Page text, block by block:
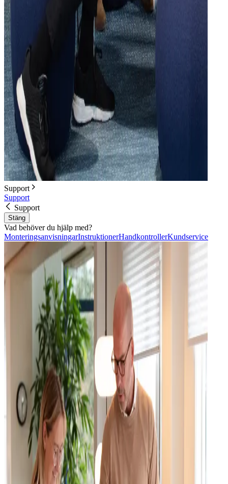
Support
Support
Support
Stäng
Vad behöver du hjälp med?
MonteringsanvisningarInstruktionerHandkontrollerKundservice